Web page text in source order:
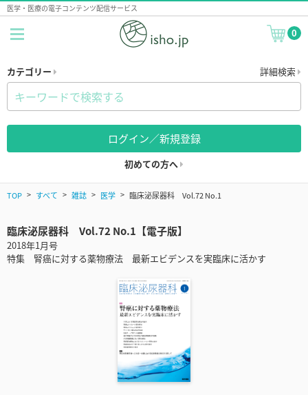
医学・医療の電子コンテンツ配信サービス
0
カテゴリー 詳細検索
ログイン／新規登録
初めての方へ
TOP すべて 雑誌 医学 臨床泌尿器科 Vol.72 No.1
臨床泌尿器科 Vol.72 No.1【電子版】
2018年1月号
特集 腎癌に対する薬物療法 最新エビデンスを実臨床に活かす